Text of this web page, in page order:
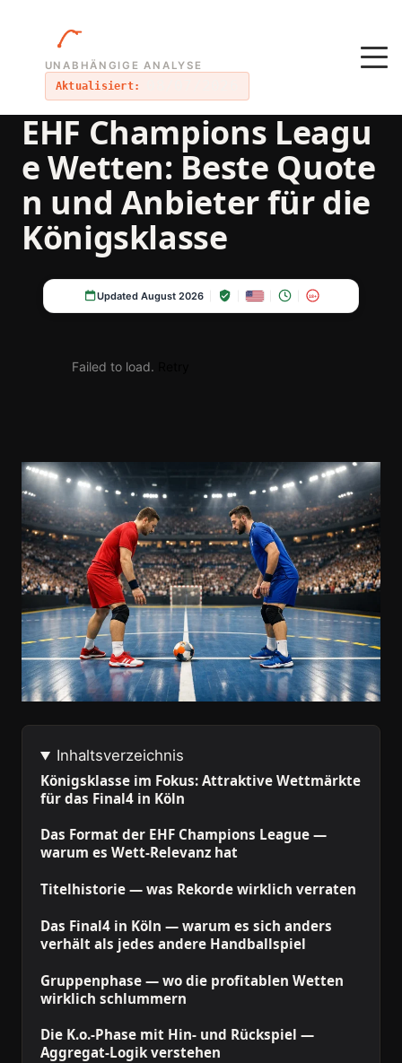
UNABHÄNGIGE ANALYSE
Aktualisiert:
EHF Champions Leagu
e Wetten: Beste Quote
n und Anbieter für die
Königsklasse
Updated August 2026 18+
Failed to load.
Inhaltsverzeichnis
Königsklasse im Fokus: Attraktive Wettmärkte
für das Final4 in Köln
Das Format der EHF Champions League —
warum es Wett-Relevanz hat
Titelhistorie — was Rekorde wirklich verraten
Das Final4 in Köln — warum es sich anders
verhält als jedes andere Handballspiel
Gruppenphase — wo die profitablen Wetten
wirklich schlummern
Die K.o.-Phase mit Hin- und Rückspiel —
Aggregat-Logik verstehen